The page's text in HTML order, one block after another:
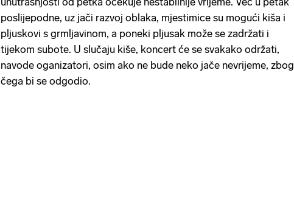
poslijepodne, uz jači razvoj oblaka, mjestimice su mogući kiša i
pljuskovi s grmljavinom, a poneki pljusak može se zadržati i
tijekom subote. U slučaju kiše, koncert će se svakako održati,
navode oganizatori, osim ako ne bude neko jače nevrijeme, zbog
čega bi se odgodio.